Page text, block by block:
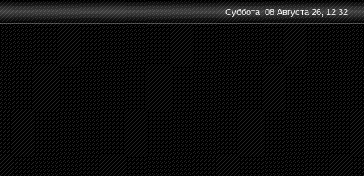
Суббота, 08 Августа 26, 12:32